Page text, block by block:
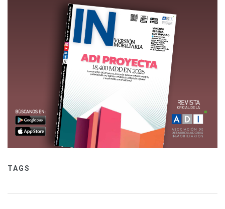
TAGS